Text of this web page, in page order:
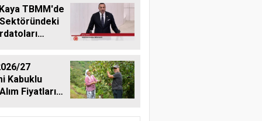
TBMM'de
27
Kabuklu
Fiyatlarını
Harun Göksel
220 Kilometrelik